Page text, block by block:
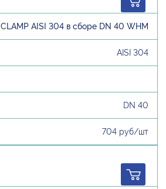
CLAMP AISI 304 в сборе DN 40 WHM
AISI 304
DN 40
704 руб/шт